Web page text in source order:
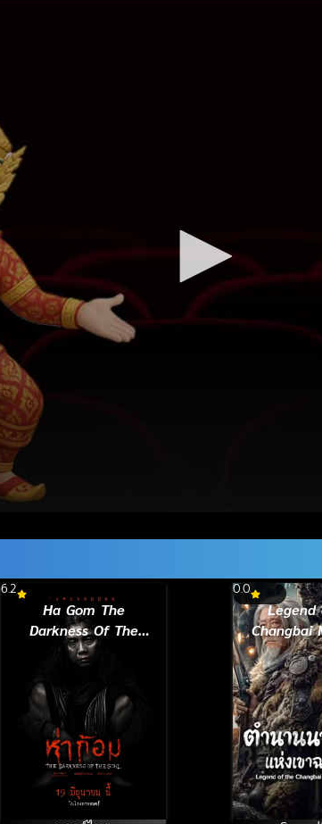
6.2
Ha Gom The
Darkness Of The
Soul (2025) ห่าก้อม
0.0
Changbai
Hunter 2 ตำน
นายพรา
ฉางไป๋